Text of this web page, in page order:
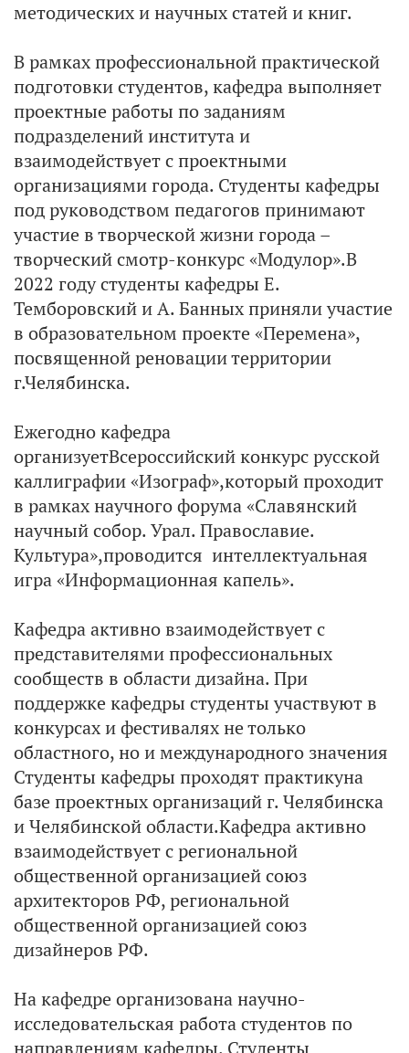
методических и научных статей и книг.
В рамках профессиональной практической
подготовки студентов, кафедра выполняет
проектные работы по заданиям
подразделений института и
взаимодействует с проектными
организациями города. Студенты кафедры
под руководством педагогов принимают
участие в творческой жизни города –
творческий смотр-конкурс «Модулор».В
2022 году студенты кафедры Е.
Темборовский и А. Банных приняли участие
в образовательном проекте «Перемена»,
посвященной реновации территории
г.Челябинска.
Ежегодно кафедра
организуетВсероссийский конкурс русской
каллиграфии «Изограф»,который проходит
в рамках научного форума «Славянский
научный собор. Урал. Православие.
Культура»,проводится интеллектуальная
игра «Информационная капель».
Кафедра активно взаимодействует с
представителями профессиональных
сообществ в области дизайна. При
поддержке кафедры студенты участвуют в
конкурсах и фестивалях не только
областного, но и международного значения
Студенты кафедры проходят практикуна
базе проектных организаций г. Челябинска
и Челябинской области.Кафедра активно
взаимодействует с региональной
общественной организацией союз
архитекторов РФ, региональной
общественной организацией союз
дизайнеров РФ.
На кафедре организована научно-
исследовательская работа студентов по
направлениям кафедры. Студенты